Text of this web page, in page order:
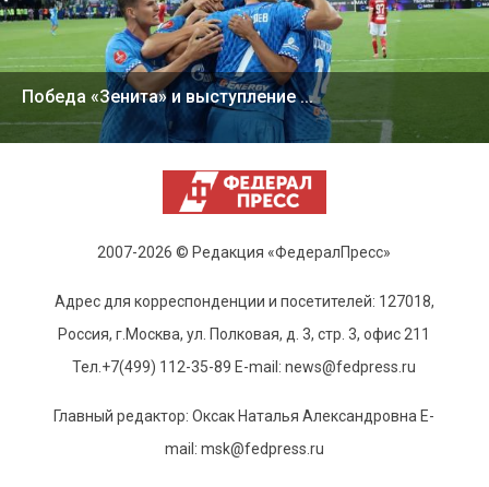
Победа «Зенита» и выступление ...
2007-2026 © Редакция «ФедералПресс»
Адрес для корреспонденции и посетителей: 127018,
Россия, г.Москва, ул. Полковая, д. 3, стр. 3, офис 211
Тел.+7(499) 112-35-89 E-mail: news@fedpress.ru
Главный редактор: Оксак Наталья Александровна E-
mail: msk@fedpress.ru